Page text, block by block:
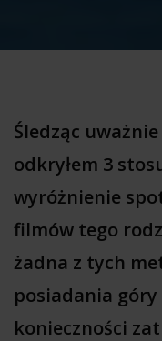
Śledząc
odkryłem 3
wyróżnienie
filmów tego
żadna z tych
posiadania
konieczności